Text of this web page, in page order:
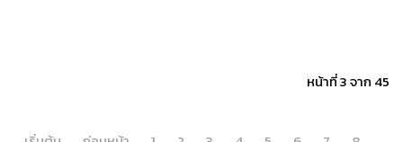
หน้าที่ 3 จาก 45